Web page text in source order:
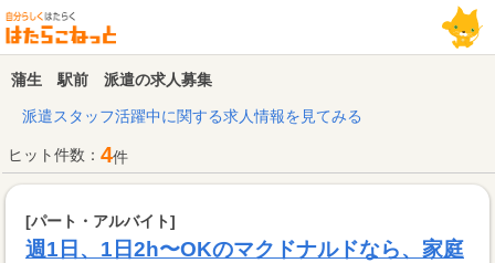
蒲生 駅前 派遣の求人募集
派遣スタッフ活躍中に関する求人情報を見てみる
ヒット件数： 4件
[パート・アルバイト]
週1日、1日2h〜OKのマクドナルドなら、家庭